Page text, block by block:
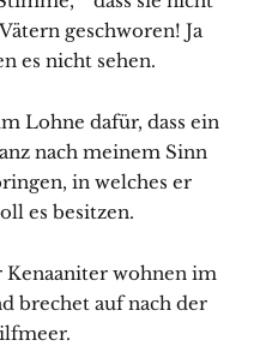
geschworen! Ja
es nicht sehen.
Lohne dafür, dass ein
nach meinem Sinn
in welches er
es besitzen.
wohnen im
brechet auf nach der